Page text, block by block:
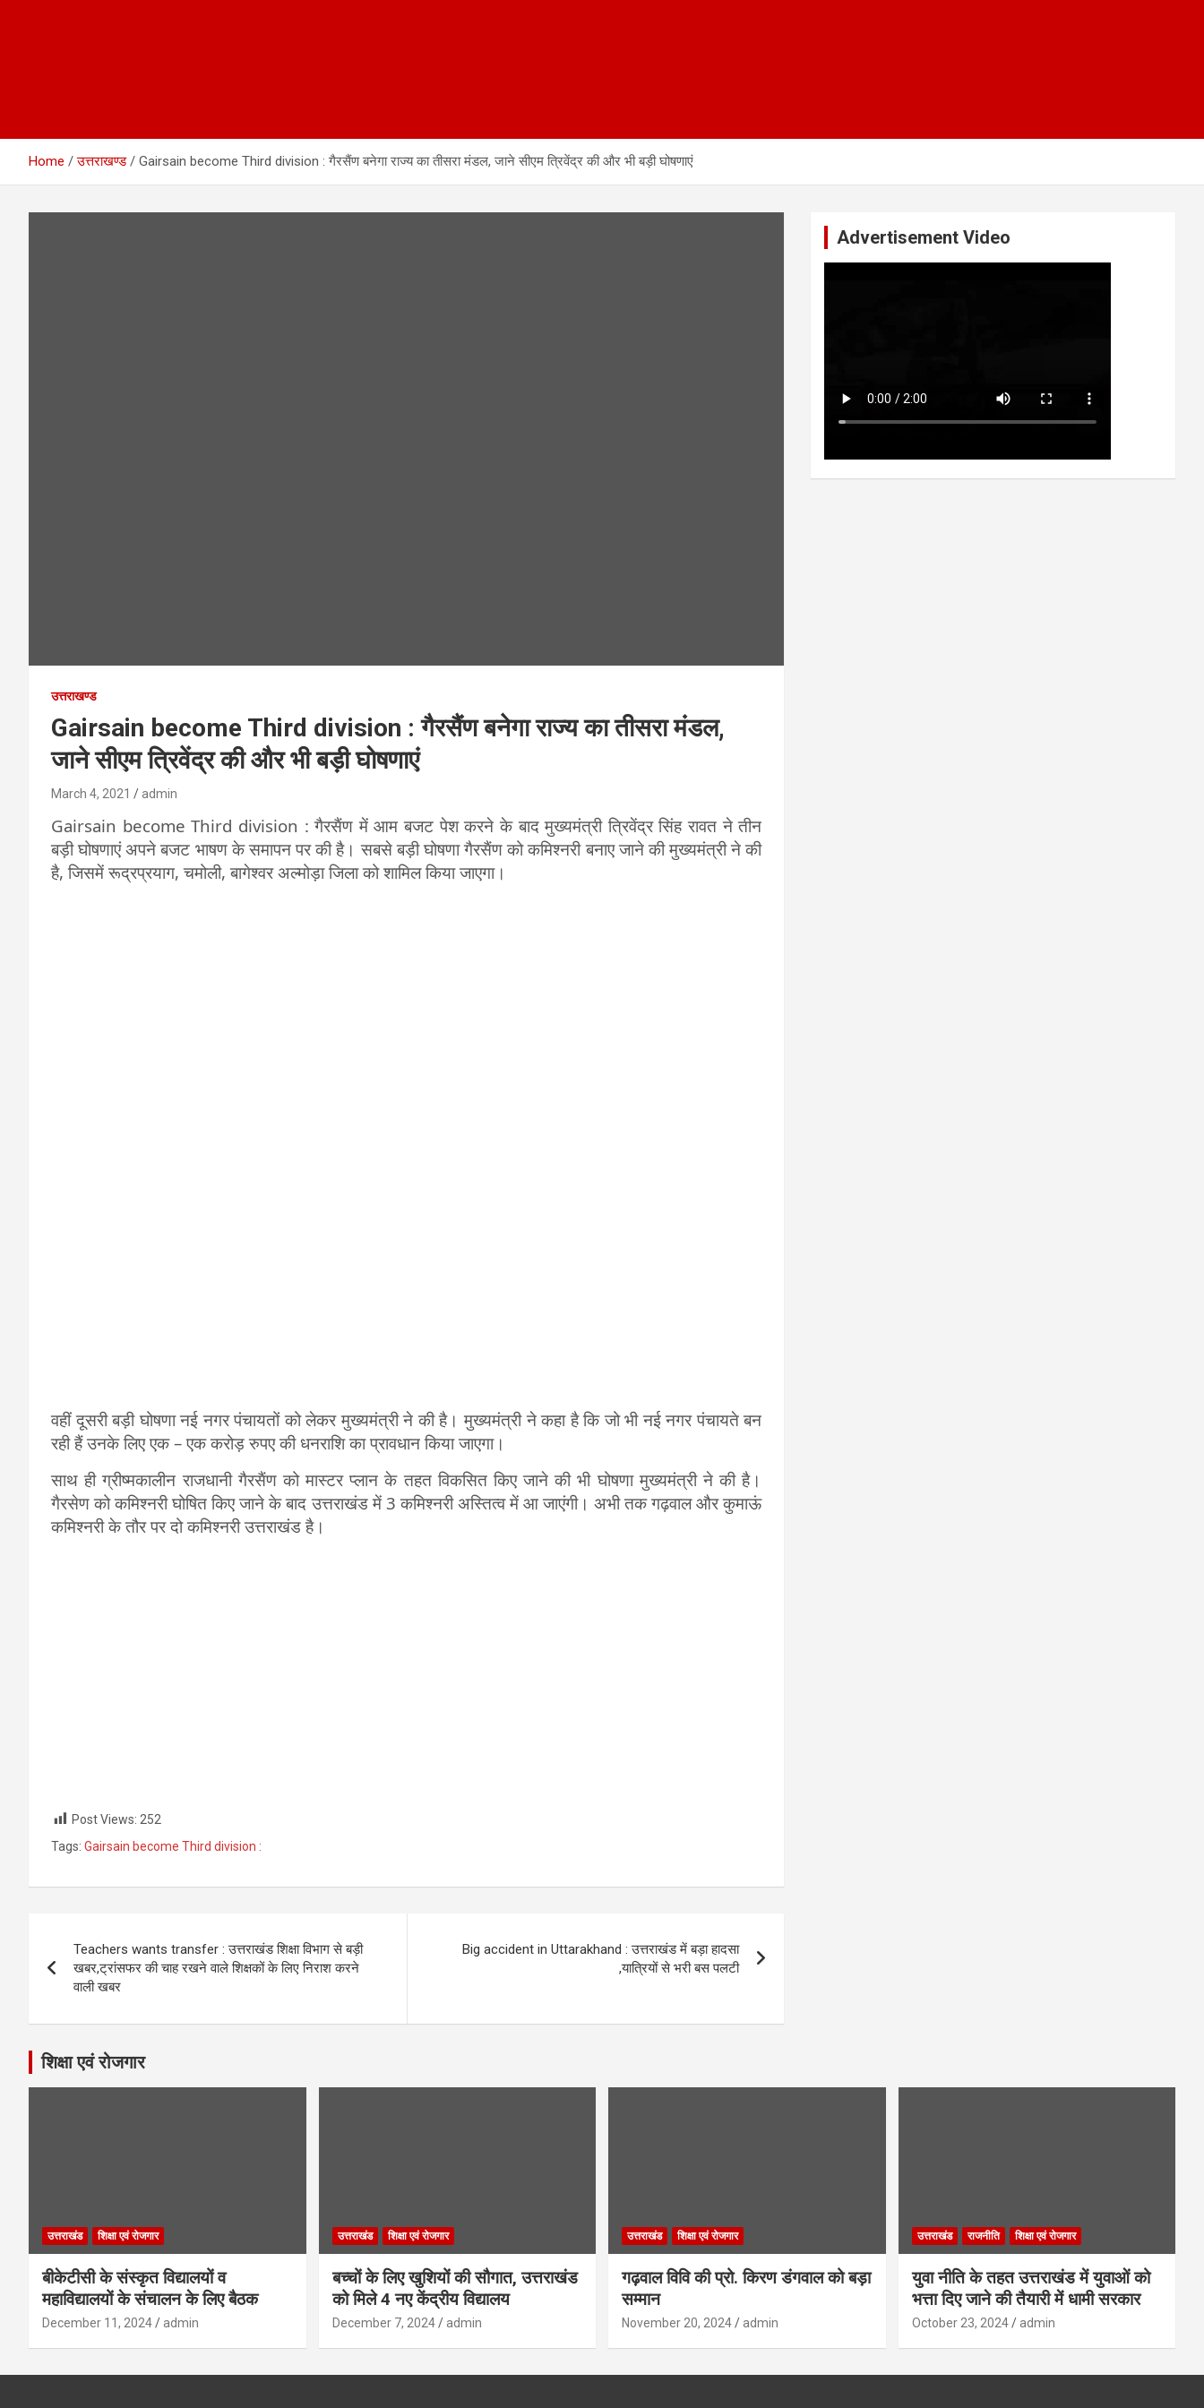
Home उत्तराखण्ड Gairsain become Third division : गैरसैंण बनेगा राज्य का तीसरा मंडल, जाने सीएम त्रिवेंद्र की और भी बड़ी घोषणाएं
उत्तराखण्ड
Gairsain become Third division : गैरसैंण बनेगा राज्य का तीसरा मंडल,
जाने सीएम त्रिवेंद्र की और भी बड़ी घोषणाएं
March 4, 2021 admin
Gairsain become Third division : गैरसैंण में आम बजट पेश करने के बाद मुख्यमंत्री त्रिवेंद्र सिंह रावत ने तीन
बड़ी घोषणाएं अपने बजट भाषण के समापन पर की है। सबसे बड़ी घोषणा गैरसैंण को कमिश्नरी बनाए जाने की मुख्यमंत्री ने की
है, जिसमें रूद्रप्रयाग, चमोली, बागेश्वर अल्मोड़ा जिला को शामिल किया जाएगा।
वहीं दूसरी बड़ी घोषणा नई नगर पंचायतों को लेकर मुख्यमंत्री ने की है। मुख्यमंत्री ने कहा है कि जो भी नई नगर पंचायते बन
रही हैं उनके लिए एक – एक करोड़ रुपए की धनराशि का प्रावधान किया जाएगा।
साथ ही ग्रीष्मकालीन राजधानी गैरसैंण को मास्टर प्लान के तहत विकसित किए जाने की भी घोषणा मुख्यमंत्री ने की है।
गैरसेण को कमिश्नरी घोषित किए जाने के बाद उत्तराखंड में 3 कमिश्नरी अस्तित्व में आ जाएंगी। अभी तक गढ़वाल और कुमाऊं
कमिश्नरी के तौर पर दो कमिश्नरी उत्तराखंड है।
Post Views: 252
Tags: Gairsain become Third division :
navigation
Teachers wants transfer : उत्तराखंड शिक्षा विभाग से बड़ी
खबर,ट्रांसफर की चाह रखने वाले शिक्षकों के लिए निराश करने
वाली खबर
Big accident in Uttarakhand : उत्तराखंड में बड़ा हादसा
,यात्रियों से भरी बस पलटी
Advertisement Video
शिक्षा एवं रोजगार
उत्तराखंड शिक्षा एवं रोजगार
बीकेटीसी के संस्कृत विद्यालयों व
महाविद्यालयों के संचालन के लिए बैठक
December 11, 2024 admin
उत्तराखंड शिक्षा एवं रोजगार
बच्चों के लिए खुशियों की सौगात, उत्तराखंड
को मिले 4 नए केंद्रीय विद्यालय
December 7, 2024 admin
उत्तराखंड शिक्षा एवं रोजगार
गढ़वाल विवि की प्रो. किरण डंगवाल को बड़ा
सम्मान
November 20, 2024 admin
उत्तराखंड राजनीति शिक्षा एवं रोजगार
युवा नीति के तहत उत्तराखंड में युवाओं को
भत्ता दिए जाने की तैयारी में धामी सरकार
October 23, 2024 admin